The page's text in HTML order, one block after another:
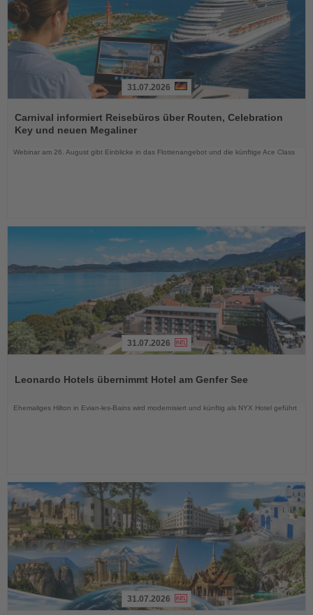
Sie
die
Nachrichten
31.07.2026
Carnival informiert Reisebüros über Routen, Celebration
Key und neuen Megaliner
Webinar am 26. August gibt Einblicke in das Flottenangebot und die künftige Ace Class
die
31.07.2026
Leonardo Hotels übernimmt Hotel am Genfer See
Ehemaliges Hilton in Evian-les-Bains wird modernisiert und künftig als NYX Hotel geführt
31.07.2026